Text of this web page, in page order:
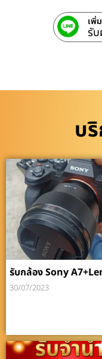
เพิ่
รั
บ
รับกล้อง Sony
30/07/2023